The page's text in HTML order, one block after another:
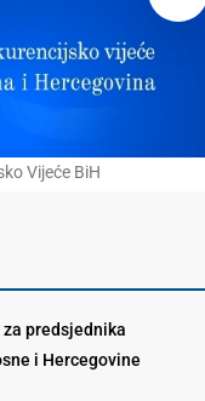
Vijeće BiH
predsjednika
i Hercegovine